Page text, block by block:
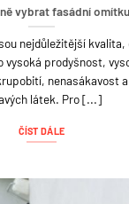
vybrat fasádní
kvalita,
vysoká prodyšnost,
nenasákavost a
látek. Pro [...]
ČÍST DÁLE